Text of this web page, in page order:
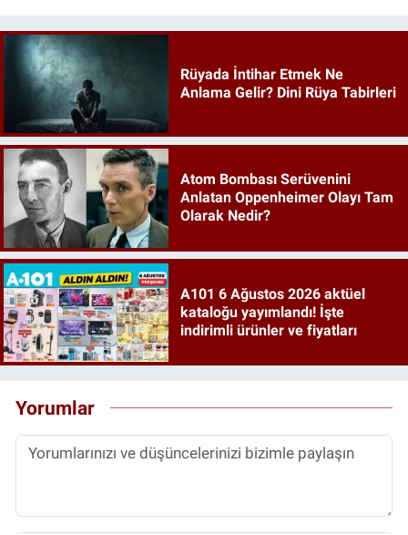
Rüyada İntihar Etmek Ne
Anlama Gelir? Dini Rüya Tabirleri
Atom Bombası Serüvenini
Anlatan Oppenheimer Olayı Tam
Olarak Nedir?
A101 6 Ağustos 2026 aktüel
kataloğu yayımlandı! İşte
indirimli ürünler ve fiyatları
Yorumlar